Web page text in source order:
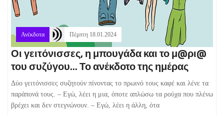
Ανέκδοτα Πέμπτη 18.01.2024
Οι γειτόνισσες, η μπουγάδα και το μ@ρι@
του συζύγου... Το ανέκδοτο της ημέρας
Δύο γειτόνισσες συζητούν πίνοντας το πρωινό τους καφέ και λένε τα
παράπονά τους. – Εγώ, λέει η μια, όποτε απλώσω τα ρούχα που πλένω
βρέχει και δεν στεγνώνουν. – Εγώ, λέει η άλλη, ότα